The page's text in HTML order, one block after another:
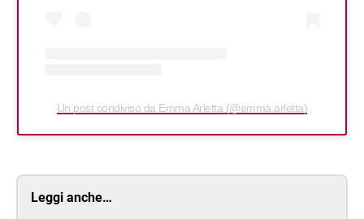
Un post condiviso da Emma Arletta (@emma.arletta)
Leggi anche…